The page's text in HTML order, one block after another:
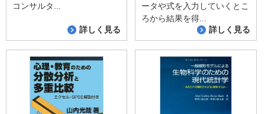
コンサルタ...
詳しく見る
ータや式を入力していくとこ
ろから結果を得...
詳しく見る